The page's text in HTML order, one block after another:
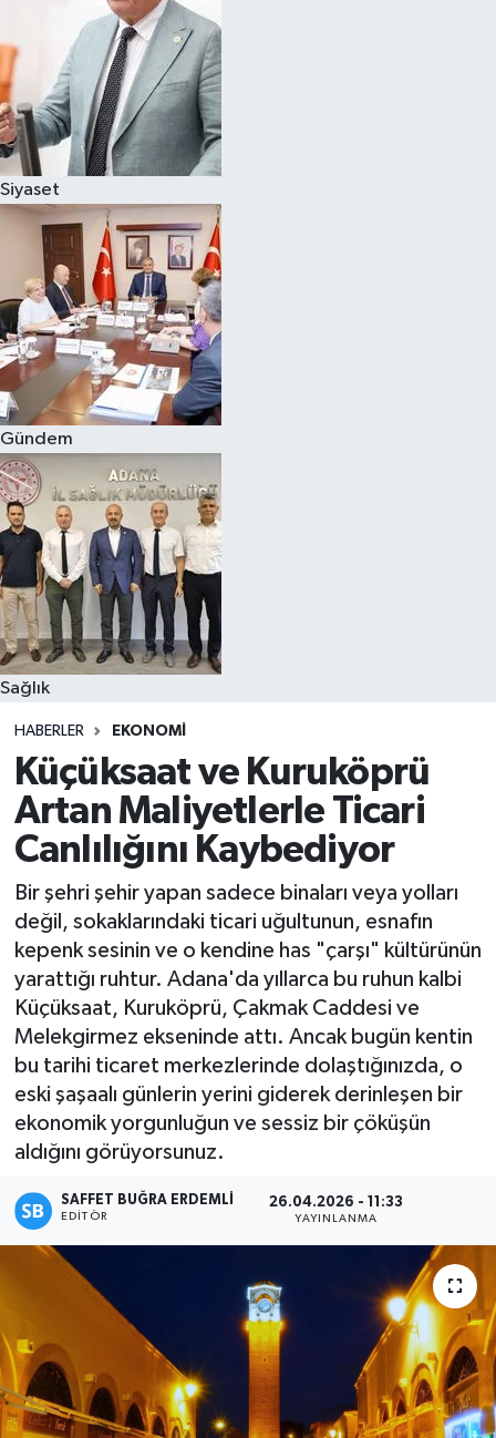
Siyaset
Gündem
Sağlık
HABERLER EKONOMI
Küçüksaat ve Kuruköprü
Artan Maliyetlerle Ticari
Canlılığını Kaybediyor
Bir şehri şehir yapan sadece binaları veya yolları
değil, sokaklarındaki ticari uğultunun, esnafın
kepenk sesinin ve o kendine has "çarşı" kültürünün
yarattığı ruhtur. Adana'da yıllarca bu ruhun kalbi
Küçüksaat, Kuruköprü, Çakmak Caddesi ve
Melekgirmez ekseninde attı. Ancak bugün kentin
bu tarihi ticaret merkezlerinde dolaştığınızda, o
eski şaşaalı günlerin yerini giderek derinleşen bir
ekonomik yorgunluğun ve sessiz bir çöküşün
aldığını görüyorsunuz.
SAFFET BUĞRA ERDEMLI
EDITÖR
26.04.2026 - 11:33
YAYINLANMA